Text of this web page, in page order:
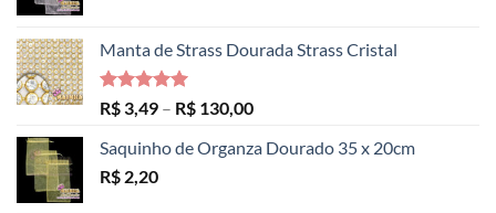
Manta de Strass Dourada Strass Cristal
Avaliação
5.00
de 5
R$ 3,49 – R$ 130,00Faixa
preço:
Saquinho de Organza Dourado 35 x 20cm
R$ 2,20